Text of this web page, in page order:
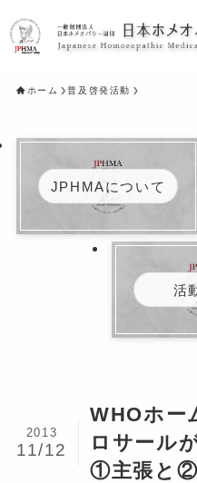
ホーム 普及啓発活動
JPHMAについて
活
WHOホ
ロサール
①主張と
2013
11/12